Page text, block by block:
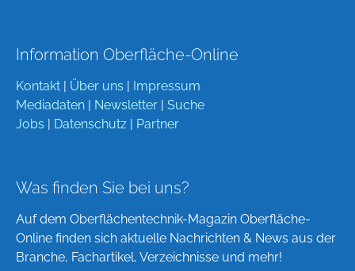
Information Oberfläche-Online
Kontakt Über uns
Impressum
Mediadaten
Newsletter
Suche
Jobs
Datenschutz Partner
Was finden Sie bei uns?
Auf dem Oberflächentechnik-Magazin Oberfläche-
Online finden sich aktuelle Nachrichten & News aus der
Branche, Fachartikel, Verzeichnisse und mehr!